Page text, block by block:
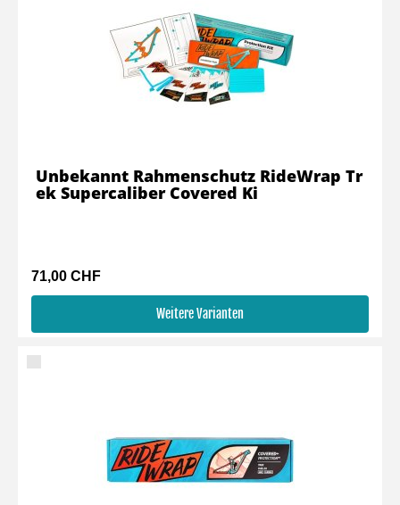
71,00 CHF
Weitere Varianten
Unbekannt Rahmenschutz RideWrap Tr
ek Supercaliber Covered Ki